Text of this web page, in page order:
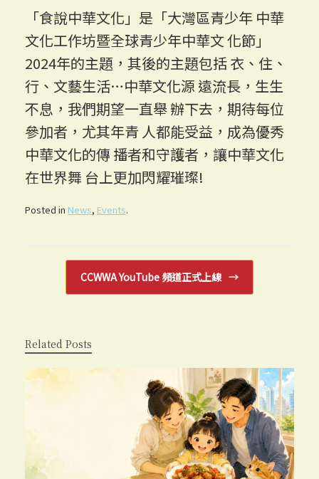
「食說中華文化」是「大灣區青少年 中華
文化工作坊暨全球青少年中華文 化節」
2024年的主題，其後的主題包括 衣、住、
行、文藝生活…中華文化源 遠流長，生生
不息，我們期望一直舉 辦下去，期待每位
參加者，尤其年青 人都能受益，成為優秀
中華文化的傳 播者和守護者，讓中華文化
在世界舞 台上更加閃耀璀璨!
Posted in News, Events.
CCWWA YouTube 頻道正式上線 →
Related Posts